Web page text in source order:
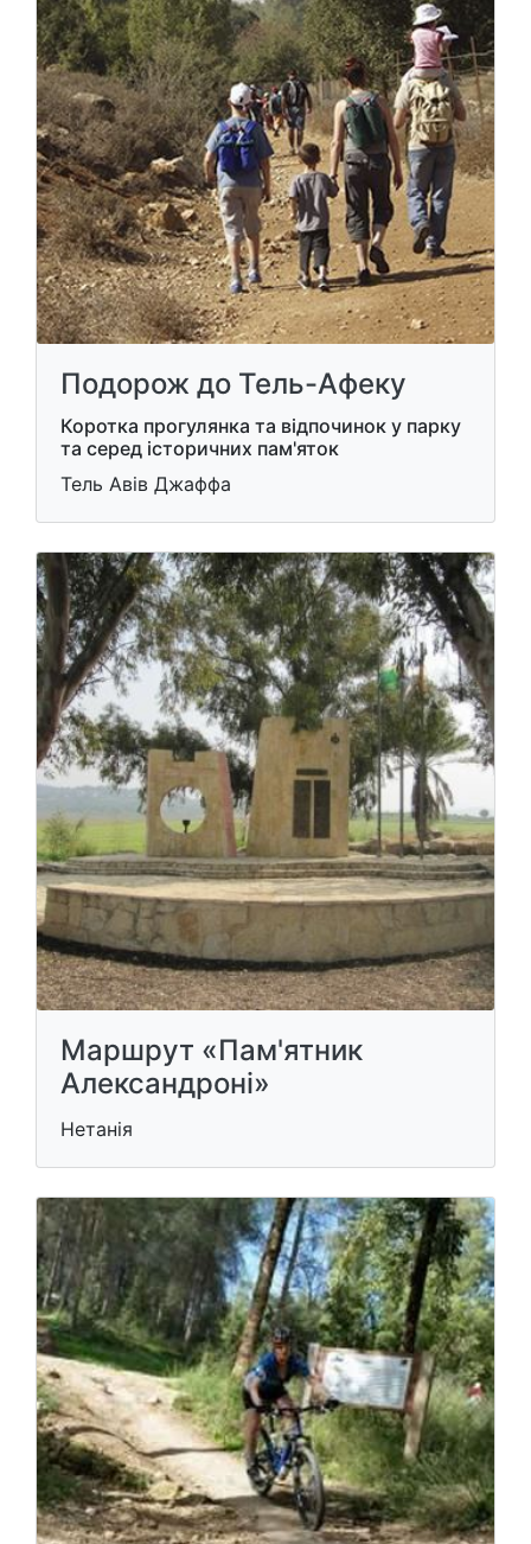
Подорож до Тель-Афеку
Коротка прогулянка та відпочинок у парку
та серед історичних пам'яток
Тель Авів Джаффа
Маршрут «Пам'ятник
Александроні»
Нетанія